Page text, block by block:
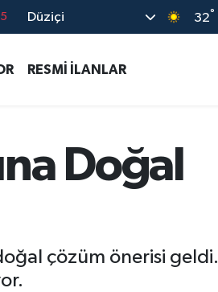
Düziçi 32°
RESMİ İLANLAR
Doğal
çözüm önerisi geldi.